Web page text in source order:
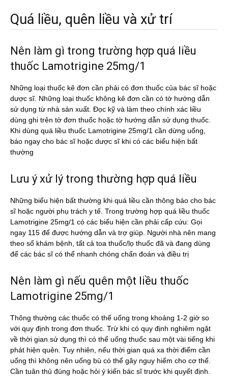
Quá liều, quên liều và xử trí
Nên làm gì trong trường hợp quá liều
thuốc Lamotrigine 25mg/1
Những loại thuốc kê đơn cần phải có đơn thuốc của bác sĩ hoặc
dược sĩ. Những loại thuốc không kê đơn cần có tờ hướng dẫn
sử dụng từ nhà sản xuất. Đọc kỹ và làm theo chính xác liều
dùng ghi trên tờ đơn thuốc hoặc tờ hướng dẫn sử dụng thuốc.
Khi dùng quá liều thuốc Lamotrigine 25mg/1 cần dừng uống,
báo ngay cho bác sĩ hoặc dược sĩ khi có các biểu hiện bất
thường
Lưu ý xử lý trong thường hợp quá liều
Những biểu hiện bất thường khi quá liều cần thông báo cho bác
sĩ hoặc người phụ trách y tế. Trong trường hợp quá liều thuốc
Lamotrigine 25mg/1 có các biểu hiện cần phải cấp cứu: Gọi
ngay 115 để được hướng dẫn và trợ giúp. Người nhà nên mang
theo sổ khám bệnh, tất cả toa thuốc/lọ thuốc đã và đang dùng
để các bác sĩ có thể nhanh chóng chẩn đoán và điều trị
Nên làm gì nếu quên một liều thuốc
Lamotrigine 25mg/1
Thông thường các thuốc có thể uống trong khoảng 1-2 giờ so
với quy định trong đơn thuốc. Trừ khi có quy định nghiêm ngặt
về thời gian sử dụng thì có thể uống thuốc sau một vài tiếng khi
phát hiện quên. Tuy nhiên, nếu thời gian quá xa thời điểm cần
uống thì không nên uống bù có thể gây nguy hiểm cho cơ thể.
Cần tuân thủ đúng hoặc hỏi ý kiến bác sĩ trước khi quyết định.